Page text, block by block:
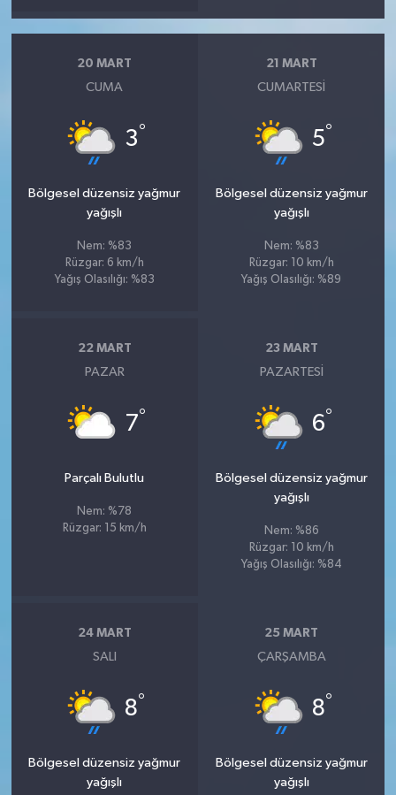
20 MART
CUMA
3°
Bölgesel düzensiz yağmur
yağışlı
Nem: %83
Rüzgar: 6 km/h
Yağış Olasılığı: %83
21 MART
CUMARTESI
5°
Bölgesel düzensiz yağmur
yağışlı
Nem: %83
Rüzgar: 10 km/h
Yağış Olasılığı: %89
22 MART
PAZAR
7°
Parçalı Bulutlu
Nem: %78
Rüzgar: 15 km/h
23 MART
PAZARTESI
6°
Bölgesel düzensiz yağmur
yağışlı
Nem: %86
Rüzgar: 10 km/h
Yağış Olasılığı: %84
24 MART
SALI
8°
Bölgesel düzensiz yağmur
yağışlı
25 MART
ÇARŞAMBA
8°
Bölgesel düzensiz yağmur
yağışlı